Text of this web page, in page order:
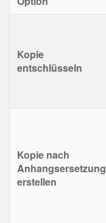
Kopie
entschlüsseln
Kopie nach
Anhangsersetzung
erstellen